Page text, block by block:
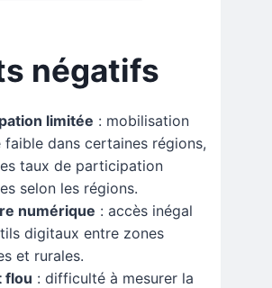
négatifs
limitée : mobilisation
faible dans certaines régions,
taux de participation
selon les régions.
numérique : accès inégal
digitaux entre zones
et rurales.
flou : difficulté à mesurer la